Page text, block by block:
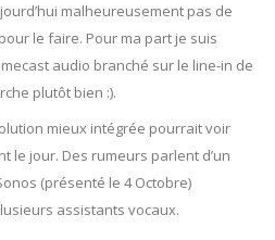
malheureusement pas de
le faire. Pour ma part je suis
audio branché sur le line-in de
plutôt bien :).
mieux intégrée pourrait voir
le jour. Des rumeurs parlent d’un
(présenté le 4 Octobre)
assistants vocaux.